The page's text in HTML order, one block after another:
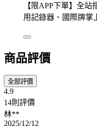
【限APP下單】全站
用記錄器、國際牌掌
商品評價
全部評價
4.9
14則評價
林**
2025/12/12